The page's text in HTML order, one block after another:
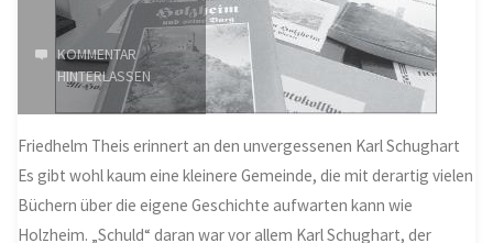
KOMMENTAR
HINTERLASSEN
Friedhelm Theis erinnert an den unvergessenen Karl Schughart
Es gibt wohl kaum eine kleinere Gemeinde, die mit derartig vielen
Büchern über die eigene Geschichte aufwarten kann wie
Holzheim. „Schuld“ daran war vor allem Karl Schughart, der